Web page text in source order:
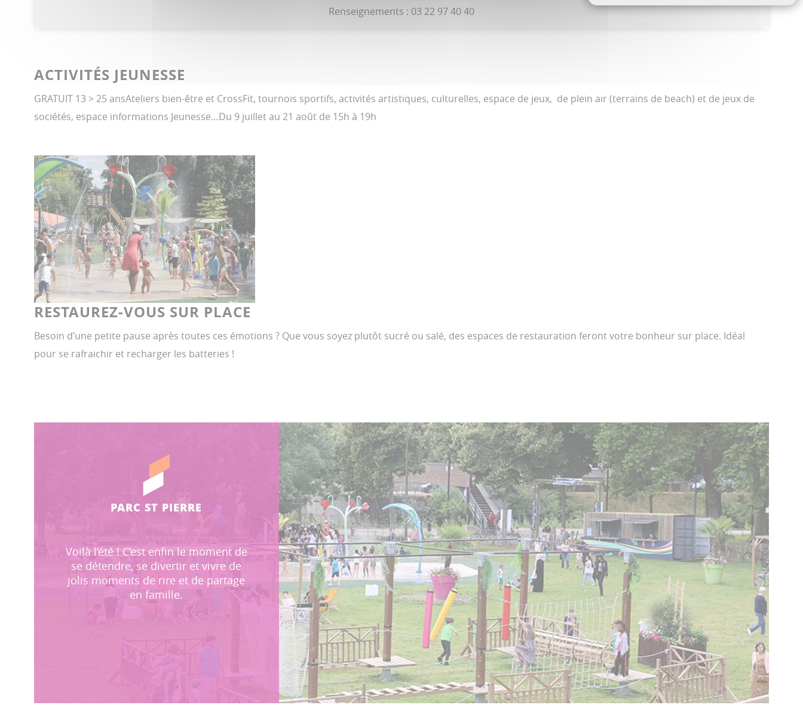
Renseignements : 03 22 97 40 40
ACTIVITÉS JEUNESSE
GRATUIT 13 > 25 ansAteliers bien-être et CrossFit, tournois sportifs, activités artistiques, culturelles, espace de jeux, de plein air (terrains de beach) et de jeux de
sociétés, espace informations Jeunesse…Du 9 juillet au 21 août de 15h à 19h
RESTAUREZ-VOUS SUR PLACE
Besoin d’une petite pause après toutes ces émotions ? Que vous soyez plutôt sucré ou salé, des espaces de restauration feront votre bonheur sur place. Idéal
pour se rafraichir et recharger les batteries !
PARC ST PIERRE
Voilà l’été ! C’est enfin le moment de
se détendre, se divertir et vivre de
jolis moments de rire et de partage
en famille.